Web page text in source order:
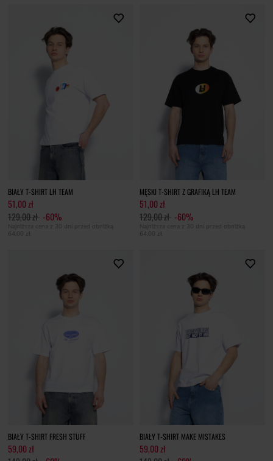
BIAŁY T-SHIRT LH TEAM
51,00 zł
129,00 zł -60%
Najniższa cena z 30 dni przed obniżką
64,00 zł
MĘSKI T-SHIRT Z GRAFIKĄ LH TEAM
51,00 zł
129,00 zł -60%
Najniższa cena z 30 dni przed obniżką
64,00 zł
BIAŁY T-SHIRT FRESH STUFF
59,00 zł
BIAŁY T-SHIRT MAKE MISTAKES
59,00 zł